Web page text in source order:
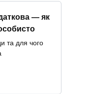
— як
та для чого